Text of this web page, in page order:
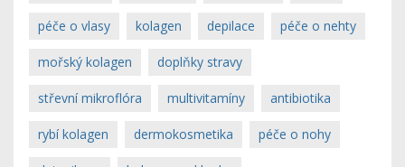
péče o vlasy kolagen depilace péče o nehty
mořský kolagen doplňky stravy
střevní mikroflóra multivitamíny antibiotika
rybí kolagen dermokosmetika péče o nohy